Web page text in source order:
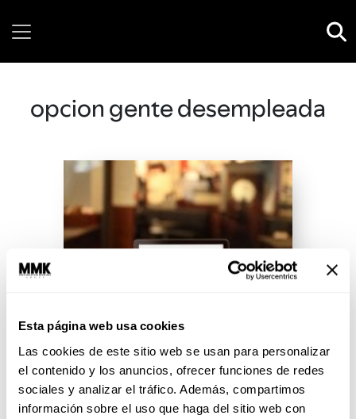
Esta página web usa cookies
Las cookies de este sitio web se usan para personalizar
el contenido y los anuncios, ofrecer funciones de redes
sociales y analizar el tráfico. Además, compartimos
información sobre el uso que haga del sitio web con
opcion gente desempleada
¿Cómo ser freelance?